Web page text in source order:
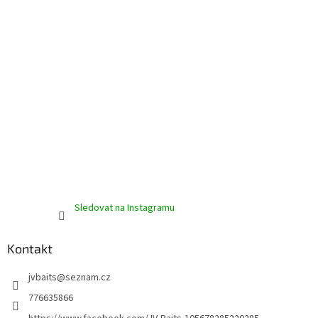
Sledovat na Instagramu
Kontakt
jvbaits@seznam.cz
776635866